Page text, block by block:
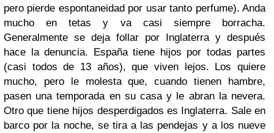
pero pierde espontaneidad por usar tanto perfume). Anda
mucho en tetas y va casi siempre borracha.
Generalmente se deja follar por Inglaterra y después
hace la denuncia. España tiene hijos por todas partes
(casi todos de 13 años), que viven lejos. Los quiere
mucho, pero le molesta que, cuando tienen hambre,
pasen una temporada en su casa y le abran la nevera.
Otro que tiene hijos desperdigados es Inglaterra. Sale en
barco por la noche, se tira a las pendejas y a los nueve